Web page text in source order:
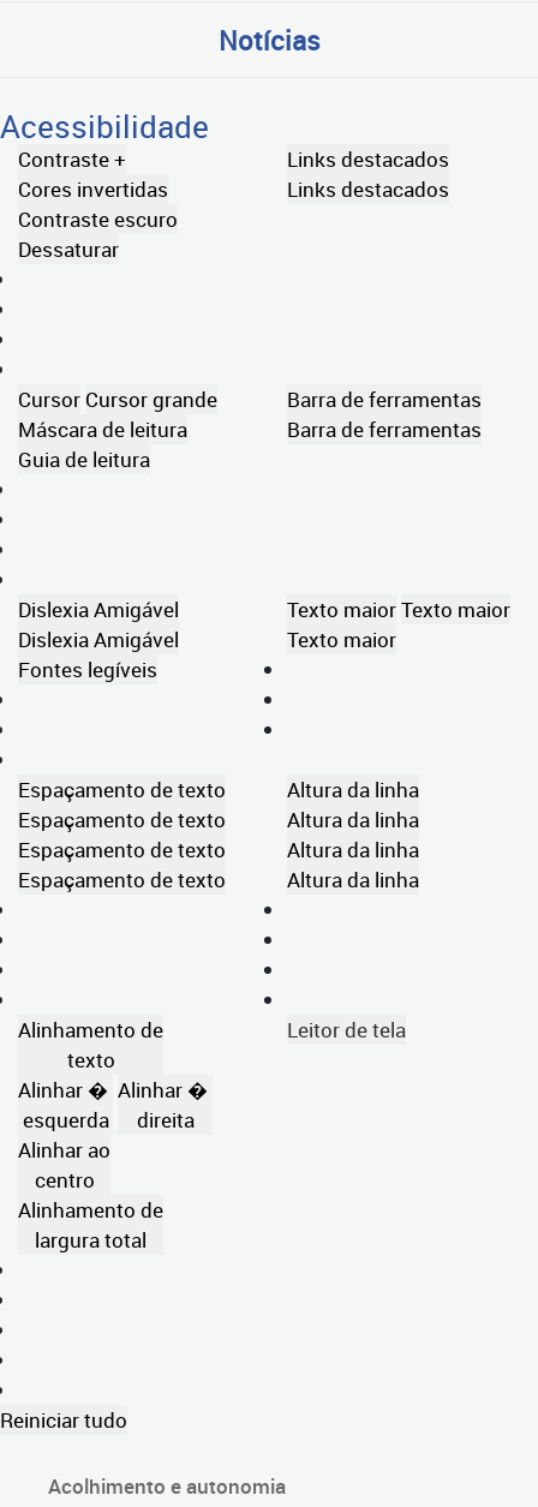
Notícias
Acessibilidade
Contraste +
Cores invertidas
Contraste escuro
Dessaturar
Links destacados
Links destacados
Cursor Cursor grande
Máscara de leitura
Guia de leitura
Barra de ferramentas
Barra de ferramentas
Dislexia Amigável
Dislexia Amigável
Fontes legíveis
Texto maiorTexto maior
Texto maior
Espaçamento de texto
Espaçamento de texto
Espaçamento de texto
Espaçamento de texto
Altura da linha
Altura da linha
Altura da linha
Altura da linha
Alinhamento de
texto
Alinhar �
esquerda
Alinhar �
direita
Alinhar ao
centro
Alinhamento de
largura total
Leitor de tela
Reiniciar tudo
Acolhimento e autonomia